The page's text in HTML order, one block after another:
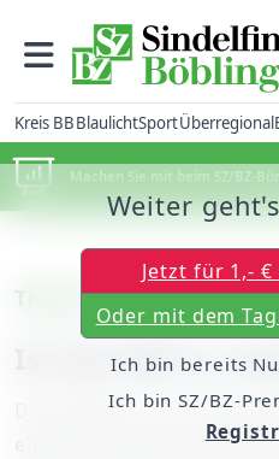
Kreis BBBlaulichtSportÜberregional
Machen Sie mit beim SZ/BZ-
Thierse streitet mit
Ist die SPD zu
Die Debatte in der SPD
einen
Weiter
Jetzt für 1,-
Oder mit dem
Ich bin bereits
Ich bin SZ/BZ-